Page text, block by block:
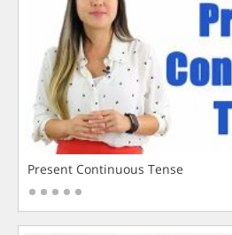
Present Continuous Tense